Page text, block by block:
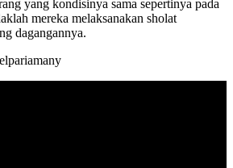
yang kondisinya sama sepertinya pada
mereka melaksanakan sholat
dagangannya.